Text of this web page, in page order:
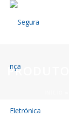
PRODUTOS